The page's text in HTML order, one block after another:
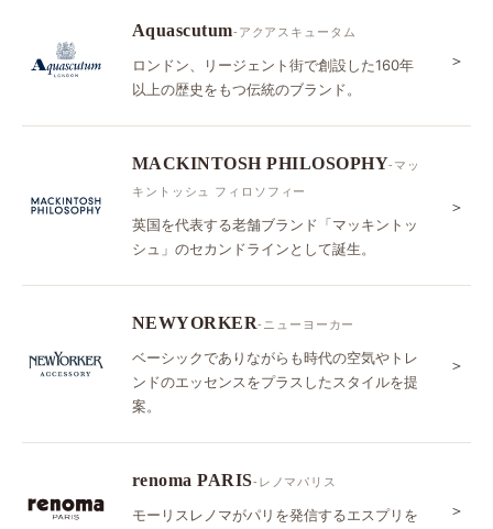
Aquascutum-アクアスキュータム
ロンドン、リージェント街で創設した160年
以上の歴史をもつ伝統のブランド。
＞
MACKINTOSH PHILOSOPHY-マッ
キントッシュ フィロソフィー
英国を代表する老舗ブランド「マッキントッ
シュ」のセカンドラインとして誕生。
＞
NEWYORKER-ニューヨーカー
ベーシックでありながらも時代の空気やトレ
ンドのエッセンスをプラスしたスタイルを提
案。
＞
renoma PARIS-レノマパリス
モーリスレノマがパリを発信するエスプリを
＞